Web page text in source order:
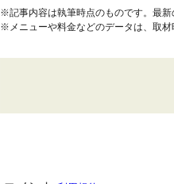
※記事内容は執筆時点のものです。最新
※メニューや料金などのデータは、取材